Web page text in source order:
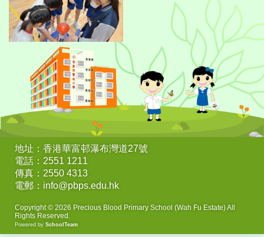
地址：香港華富邨瀑布灣道27號
電話：2551 1211
傳真：2550 4313
電郵：info@pbps.edu.hk
Copyright © 2026 Precious Blood Primary School (Wah Fu Estate) All
Rights Reserved.
Powered by SchoolTeam